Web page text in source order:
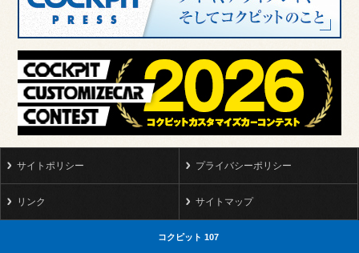
サイトポリシー プライバシーポリシー
リンク サイトマップ
コクピット 107